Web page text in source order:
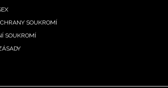
SOUKROMÍ
SOUKROMÍ